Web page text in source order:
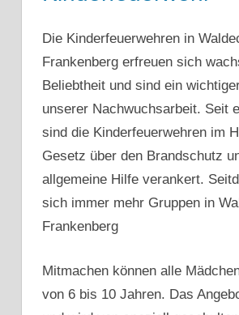
Die Kinderfeuerwehren in
Frankenberg erfreuen sich
Beliebtheit und sind ein
unserer Nachwuchsarbeit. Seit
sind die Kinderfeuerwehren im
Gesetz über den Brandschutz
allgemeine Hilfe verankert.
sich immer mehr Gruppen in
Frankenberg
Mitmachen können alle
von 6 bis 10 Jahren. Das